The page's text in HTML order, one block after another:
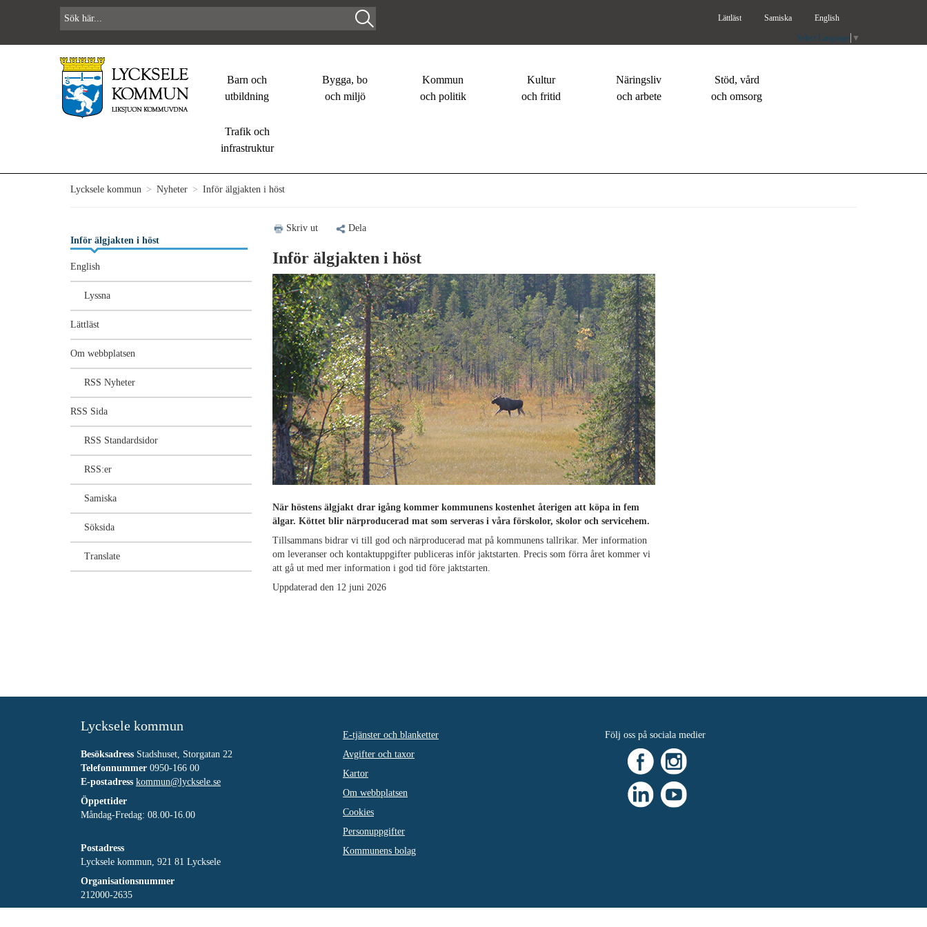
Lättläst Samiska English
Select Language ▼
Barn och
utbildning
Bygga, bo
och miljö
Kommun
och politik
Kultur
och fritid
Näringsliv
och arbete
Stöd, vård
och omsorg
Trafik och
infrastruktur
Lycksele kommun > Nyheter > Inför älgjakten i höst
Inför älgjakten i höst
English
Lyssna
Lättläst
Om webbplatsen
RSS Nyheter
RSS Sida
RSS Standardsidor
RSS:er
Samiska
Söksida
Translate
Skriv ut Dela
Inför älgjakten i höst
När höstens älgjakt drar igång kommer kommunens kostenhet återigen att köpa in fem
älgar. Köttet blir närproducerad mat som serveras i våra förskolor, skolor och servicehem.
Tillsammans bidrar vi till god och närproducerad mat på kommunens tallrikar. Mer information
om leveranser och kontaktuppgifter publiceras inför jaktstarten. Precis som förra året kommer vi
att gå ut med mer information i god tid före jaktstarten.
Uppdaterad den 12 juni 2026
Lycksele kommun
Besöksadress Stadshuset, Storgatan 22
Telefonnummer 0950-166 00
E-postadress kommun@lycksele.se
Öppettider
Måndag-Fredag: 08.00-16.00
Postadress
Lycksele kommun, 921 81 Lycksele
Organisationsnummer
212000-2635
E-tjänster och blanketter
Avgifter och taxor
Kartor
Om webbplatsen
Cookies
Personuppgifter
Kommunens bolag
Följ oss på sociala medier